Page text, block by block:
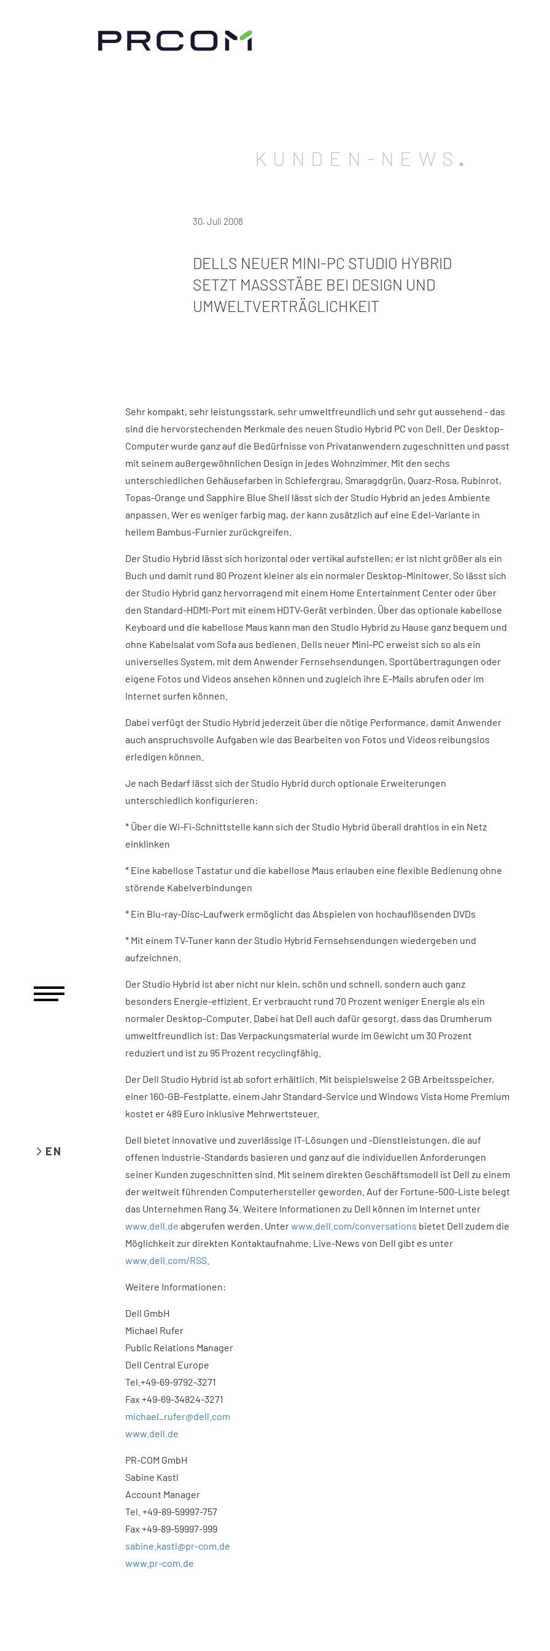
EN
KUNDEN-NEWS
30. Juli 2008
DELLS NEUER MINI-PC STUDIO HYBRID
SETZT MASSSTÄBE BEI DESIGN UND U
MWELTVERTRÄGLICHKEIT
Sehr kompakt, sehr leistungsstark, sehr umweltfreundlich und sehr gut aussehend - das
sind die hervorstechenden Merkmale des neuen Studio Hybrid PC von Dell. Der Desktop-
Computer wurde ganz auf die Bedürfnisse von Privatanwendern zugeschnitten und passt
mit seinem außergewöhnlichen Design in jedes Wohnzimmer. Mit den sechs
unterschiedlichen Gehäusefarben in Schiefergrau, Smaragdgrün, Quarz-Rosa, Rubinrot,
Topas-Orange und Sapphire Blue Shell lässt sich der Studio Hybrid an jedes Ambiente
anpassen. Wer es weniger farbig mag, der kann zusätzlich auf eine Edel-Variante in
hellem Bambus-Furnier zurückgreifen.
Der Studio Hybrid lässt sich horizontal oder vertikal aufstellen; er ist nicht größer als ein
Buch und damit rund 80 Prozent kleiner als ein normaler Desktop-Minitower. So lässt sich
der Studio Hybrid ganz hervorragend mit einem Home Entertainment Center oder über
den Standard-HDMI-Port mit einem HDTV-Gerät verbinden. Über das optionale kabellose
Keyboard und die kabellose Maus kann man den Studio Hybrid zu Hause ganz bequem und
ohne Kabelsalat vom Sofa aus bedienen. Dells neuer Mini-PC erweist sich so als ein
universelles System, mit dem Anwender Fernsehsendungen, Sportübertragungen oder
eigene Fotos und Videos ansehen können und zugleich ihre E-Mails abrufen oder im
Internet surfen können.
Dabei verfügt der Studio Hybrid jederzeit über die nötige Performance, damit Anwender
auch anspruchsvolle Aufgaben wie das Bearbeiten von Fotos und Videos reibungslos
erledigen können.
Je nach Bedarf lässt sich der Studio Hybrid durch optionale Erweiterungen
unterschiedlich konfigurieren:
* Über die Wi-Fi-Schnittstelle kann sich der Studio Hybrid überall drahtlos in ein Netz
einklinken
* Eine kabellose Tastatur und die kabellose Maus erlauben eine flexible Bedienung ohne
störende Kabelverbindungen
* Ein Blu-ray-Disc-Laufwerk ermöglicht das Abspielen von hochauflösenden DVDs
* Mit einem TV-Tuner kann der Studio Hybrid Fernsehsendungen wiedergeben und
aufzeichnen.
Der Studio Hybrid ist aber nicht nur klein, schön und schnell, sondern auch ganz
besonders Energie-effizient. Er verbraucht rund 70 Prozent weniger Energie als ein
normaler Desktop-Computer. Dabei hat Dell auch dafür gesorgt, dass das Drumherum
umweltfreundlich ist: Das Verpackungsmaterial wurde im Gewicht um 30 Prozent
reduziert und ist zu 95 Prozent recyclingfähig.
Der Dell Studio Hybrid ist ab sofort erhältlich. Mit beispielsweise 2 GB Arbeitsspeicher,
einer 160-GB-Festplatte, einem Jahr Standard-Service und Windows Vista Home Premium
kostet er 489 Euro inklusive Mehrwertsteuer.
Dell bietet innovative und zuverlässige IT-Lösungen und -Dienstleistungen, die auf
offenen Industrie-Standards basieren und ganz auf die individuellen Anforderungen
seiner Kunden zugeschnitten sind. Mit seinem direkten Geschäftsmodell ist Dell zu einem
der weltweit führenden Computerhersteller geworden. Auf der Fortune-500-Liste belegt
das Unternehmen Rang 34. Weitere Informationen zu Dell können im Internet unter
www.dell.de abgerufen werden. Unterwww.dell.com/conversations bietet Dell zudem die
Möglichkeit zur direkten Kontaktaufnahme. Live-News von Dell gibt es unter
www.dell.com/RSS.
Weitere Informationen:
Dell GmbH
Michael Rufer
Public Relations Manager
Dell Central Europe
Tel.+49-69-9792-3271
Fax +49-69-34824-3271
michael_rufer@dell.com
www.dell.de
PR-COM GmbH
Sabine Kastl
Account Manager
Tel. +49-89-59997-757
Fax +49-89-59997-999
sabine.kastl@pr-com.de
www.pr-com.de